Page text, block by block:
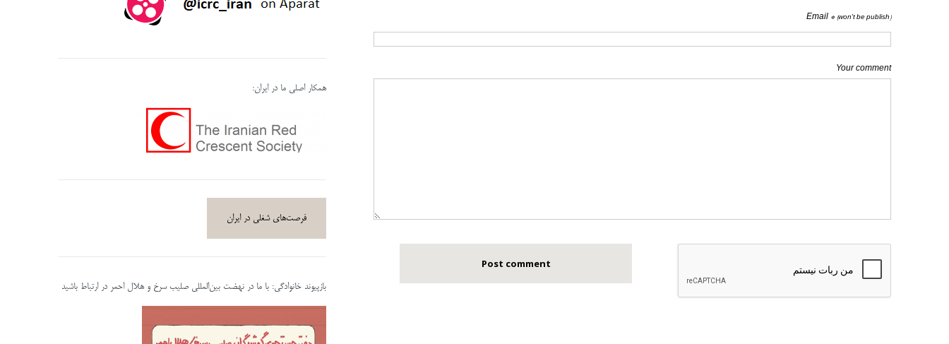
Email * (won't be publish)
Your comment
همکار اصلی ما در ایران:
فرصت‌های شغلی در ایران
بازپیوند خانوادگی: با ما در نهضت بین‌المللی صلیب سرخ و هلال احمر در ارتباط باشید